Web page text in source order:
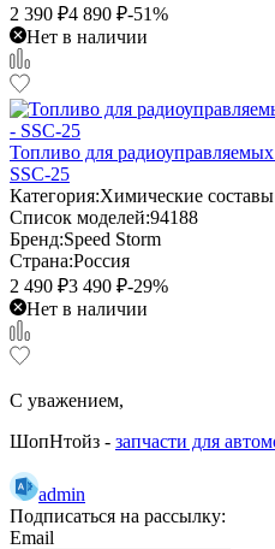
2 390 ₽4 890 ₽-51%
Нет в наличии
Топливо для
SSC-25
Категория:Химические составы
Список моделей:94188
Бренд:Speed Storm
Страна:Россия
2 490 ₽3 490 ₽-29%
Нет в наличии
С уважением,
ШопНтойз - запчасти для
admin
Подписаться на рассылку:
Email